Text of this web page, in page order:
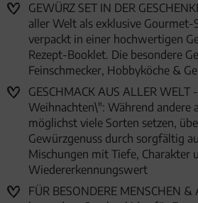
GEWÜRZ SET IN DER
aller Welt als exklusive Gourmet-
verpackt in einer hochwertigen
Rezept-Booklet. Die besondere
Feinschmecker, Hobbyköche &
GESCHMACK AUS ALLER
Weihnachten\": Während andere
möglichst viele Sorten setzen,
Gewürzgenuss durch sorgfältig
Mischungen mit Tiefe, Charakter
Wiedererkennungswert
FÜR BESONDERE MENSCHEN